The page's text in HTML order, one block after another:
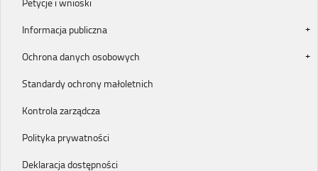
Informacja publiczna
Ochrona danych osobowych
Standardy ochrony małoletnich
Kontrola zarządcza
Polityka prywatności
Deklaracja dostępności